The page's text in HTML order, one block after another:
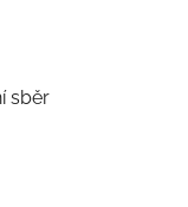
sběr